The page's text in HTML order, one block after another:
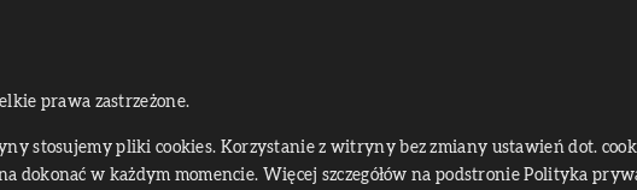
prawa zastrzeżone.
stosujemy pliki cookies. Korzystanie z witryny bez zmiany ustawień dot.
dokonać w każdym momencie. Więcej szczegółów na podstroniePolityka